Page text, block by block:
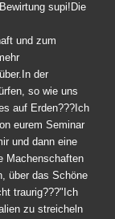
supi!Die
und zum
der
so wie uns
auf Erden???Ich
eurem Seminar
und dann eine
Machenschaften
über das Schöne
traurig???"Ich
zu streicheln